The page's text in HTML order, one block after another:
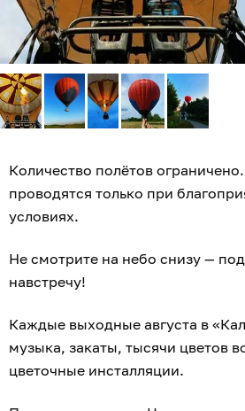
Количество полётов
проводятся только при
условиях.
Не смотрите на небо снизу —
навстречу!
Каждые выходные августа в
музыка, закаты, тысячи цветов
цветочные инсталляции.